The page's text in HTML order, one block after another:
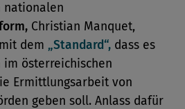
nationalen
Christian Manquet,
dem „Standard“, dass es
im österreichischen
Ermittlungsarbeit von
geben soll. Anlass dafür